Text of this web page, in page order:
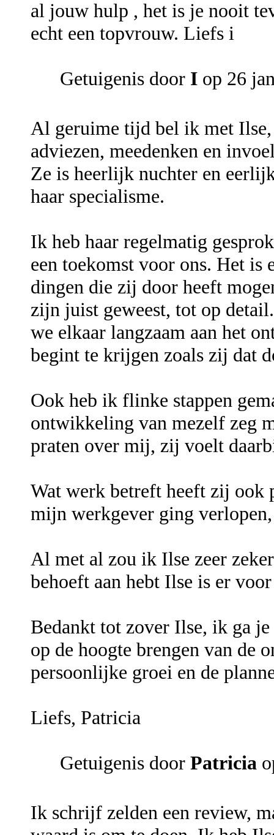
al jouw hulp , het is je nooit
echt een topvrouw. Liefs i
Getuigenis door I op 26
Al geruime tijd bel ik met Ilse,
adviezen, meedenken en
Ze is heerlijk nuchter en
haar specialisme.
Ik heb haar regelmatig
een toekomst voor ons. Het is
dingen die zij door heeft
zijn juist geweest, tot op
we elkaar langzaam aan het
begint te krijgen zoals zij dat
Ook heb ik flinke stappen
ontwikkeling van mezelf zeg
praten over mij, zij voelt
Wat werk betreft heeft zij ook
mijn werkgever ging
Al met al zou ik Ilse zeer
behoeft aan hebt Ilse is er
Bedankt tot zover Ilse, ik ga
op de hoogte brengen van
persoonlijke groei en de
Liefs, Patricia
Getuigenis door Patricia
Ik schrijf zelden een review,